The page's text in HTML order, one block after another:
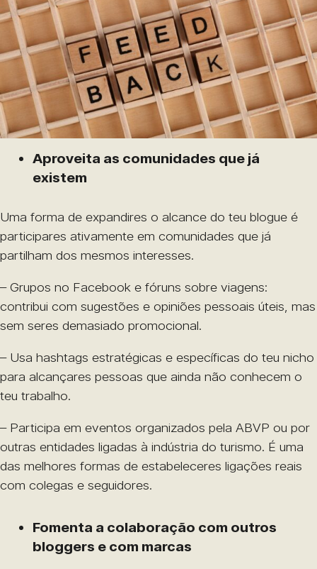
Aproveita as comunidades que já
existem
Uma forma de expandires o alcance do teu blogue é
participares ativamente em comunidades que já
partilham dos mesmos interesses.
– Grupos no Facebook e fóruns sobre viagens:
contribui com sugestões e opiniões pessoais úteis, mas
sem seres demasiado promocional.
– Usa hashtags estratégicas e específicas do teu nicho
para alcançares pessoas que ainda não conhecem o
teu trabalho.
– Participa em eventos organizados pela ABVP ou por
outras entidades ligadas à indústria do turismo. É uma
das melhores formas de estabeleceres ligações reais
com colegas e seguidores.
Fomenta a colaboração com outros
bloggers e com marcas